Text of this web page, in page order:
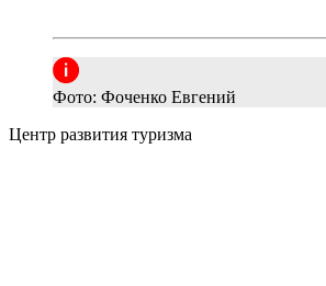
Фото: Фоченко Евгений
Центр развития туризма